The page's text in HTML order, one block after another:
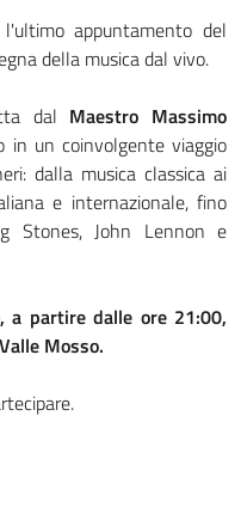
l'ultimo appuntamento del
della musica dal vivo.
dal Maestro Massimo
in un coinvolgente viaggio
dalla musica classica ai
e internazionale, fino
Stones, John Lennon e
a partire dalle ore 21:00,
Mosso.